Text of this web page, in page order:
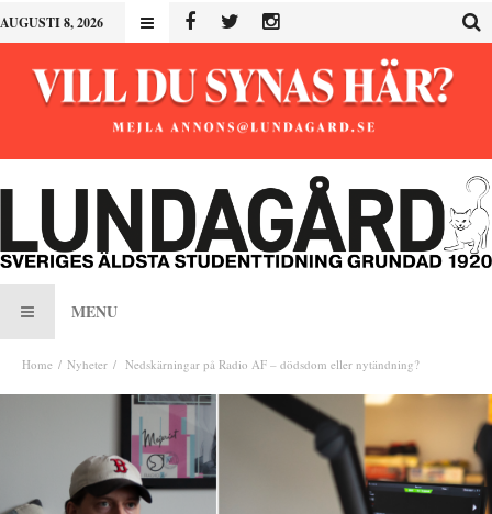
AUGUSTI 8, 2026
MENU
Home Nyheter Nedskärningar på Radio AF – dödsdom eller nytändning?